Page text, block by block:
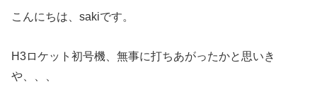
こんにちは、sakiです。
H3ロケット初号機、無事に打ちあがったかと思いき
や、、、